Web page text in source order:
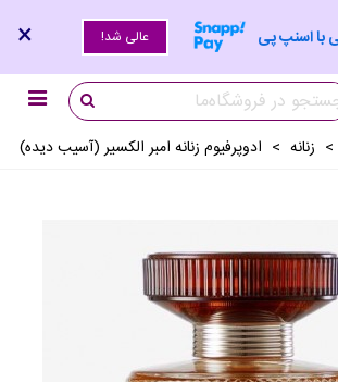
با اسنپ پی عالی شد! ×
> زنانه > ادوپرفیوم زنانه امبر الکسیر (آسیب دیده)